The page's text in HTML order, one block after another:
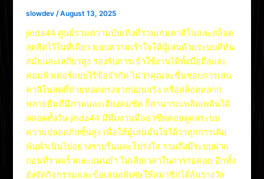
slowdev/August 13, 2025
jinda44 ศูนย์รวมความบันเทิงที่รวมเกมคาสิโนและสล็อต
สุดฮิตไว้ในที่เดียว มอบความเร้าใจให้ผู้เล่นด้วยระบบที่ทัน
สมัยและเสถียรสูง รองรับการเข้าใช้งานได้ทั้งมือถือและ
คอมพิวเตอร์แบบไร้ข้อจำกัด ไม่ว่าคุณจะชื่นชอบการเล่น
คาสิโนสดที่ถ่ายทอดตรงจากบ่อนจริง หรือสล็อตหลาก
หลายธีมที่มีภาพและเสียงคมชัด ก็สามารถเพลิดเพลินได้
ตลอดทั้งวัน jinda44 มีทีมงานมืออาชีพคอยดูแลระบบ
ความปลอดภัยขั้นสูง เพื่อให้ผู้เล่นมั่นใจได้ว่าทุกการเดิม
พันดำเนินไปอย่างราบรื่นและโปร่งใส รวมถึงมีระบบฝาก
ถอนที่รวดเร็วและแม่นยำ ไม่เสียเวลาในการรอคอย อีกทั้ง
ยังจัดกิจกรรมและข้อเสนอพิเศษให้สมาชิกได้ลุ้นรางวัล